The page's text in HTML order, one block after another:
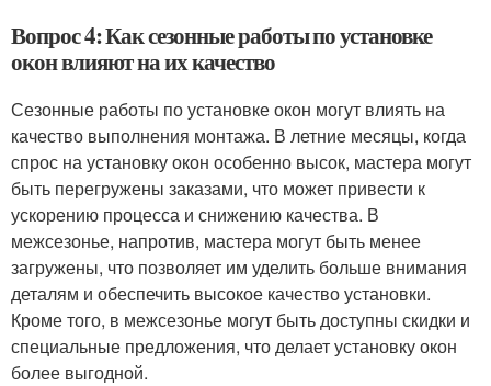
Вопрос 4: Как сезонные работы по установке
окон влияют на их качество
Сезонные работы по установке окон могут влиять на
качество выполнения монтажа. В летние месяцы, когда
спрос на установку окон особенно высок, мастера могут
быть перегружены заказами, что может привести к
ускорению процесса и снижению качества. В
межсезонье, напротив, мастера могут быть менее
загружены, что позволяет им уделить больше внимания
деталям и обеспечить высокое качество установки.
Кроме того, в межсезонье могут быть доступны скидки и
специальные предложения, что делает установку окон
более выгодной.